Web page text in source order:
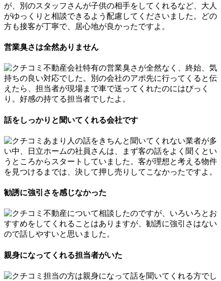
が、別のスタッフさんが子供の相手をしてくれるなど、大人
がゆっくりと相談できるよう配慮してくださいました。どの
方も接客が丁寧で、居心地が良かったですよ。
営業臭さは全然ありません
不動産会社特有の営業臭さが全然なく、終始、気
持ちの良い対応でした。別の会社のアポ先に行ってくると伝
えたら、担当者が現場まで車で送ってくれたのにはびっく
り。好感の持てる担当者でしたよ。
話をしっかりと聞いてくれる会社です
あまり人の話をきちんと聞いてくれない業者が多
い中、日立ホームの社員さんは、まず客の話をよく聞くとい
うところからスタートしていました。客が理想と考える物件
を見つけるまでは、決して押し売りしてこなかったですよ。
勧誘に強引さを感じなかった
不動産について相談したのですが、いろいろとお
すすめをしてくれることはありますが、勧誘に強引さはない
ので話しやすいと思いました。
親身になってくれる担当者がいた
担当の方は親身になって話を聞いてくれる方でし